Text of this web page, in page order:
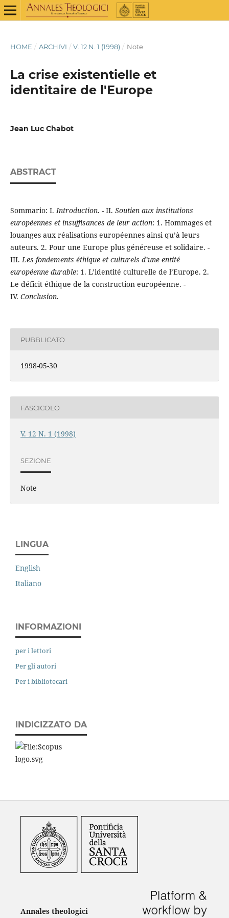
HOME / ARCHIVI / V. 12 N. 1 (1998) / Note
La crise existentielle et
identitaire de l'Europe
Jean Luc Chabot
ABSTRACT
Sommario: I.Introduction. - II. Soutien aux institutions
européennes et insuffisances de leur action: 1. Hommages et
louanges aux réalisations européennes ainsi qu’à leurs
auteurs. 2. Pour une Europe plus généreuse et solidaire. -
III.Les fondements éthique et culturels d’une entité
européenne durable: 1. L’identité culturelle de l’Europe. 2.
Le déficit éthique de la construction européenne. -
IV. Conclusion.
PUBBLICATO
1998-05-30
FASCICOLO
V. 12 N. 1 (1998)
SEZIONE
Note
LINGUA
English
Italiano
INFORMAZIONI
per i lettori
Per gli autori
Per i bibliotecari
INDICIZZATO DA
Annales theologici